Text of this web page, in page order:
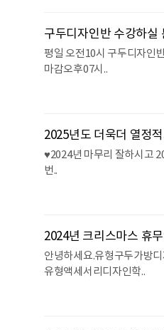
구두디자인반 수강하실
평일 오전10시 구두디자인
마감오후07시..
2025년도 더욱더 열정
♥2024년 마무리 잘하시고
번..
2024년 크리스마스 휴
안녕하세요.유형구두가방
유형액세서리디자인학..